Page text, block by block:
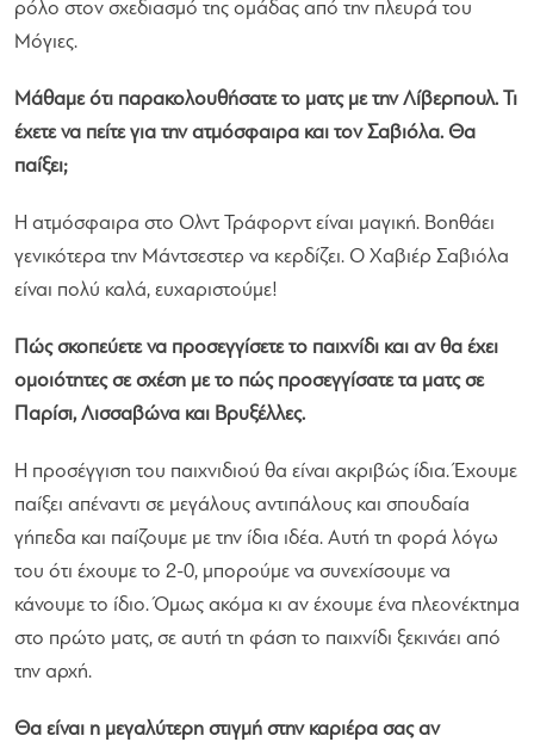
ρόλο στον σχεδιασμό της ομάδας από την πλευρά του
Μόγιες.
Μάθαμε ότι παρακολουθήσατε το ματς με την Λίβερπουλ. Τι
έχετε να πείτε για την ατμόσφαιρα και τον Σαβιόλα. Θα
παίξει;
Η ατμόσφαιρα στο Ολντ Τράφορντ είναι μαγική. Βοηθάει
γενικότερα την Μάντσεστερ να κερδίζει. Ο Χαβιέρ Σαβιόλα
είναι πολύ καλά, ευχαριστούμε!
Πώς σκοπεύετε να προσεγγίσετε το παιχνίδι και αν θα έχει
ομοιότητες σε σχέση με το πώς προσεγγίσατε τα ματς σε
Παρίσι, Λισσαβώνα και Βρυξέλλες.
Η προσέγγιση του παιχνιδιού θα είναι ακριβώς ίδια. Έχουμε
παίξει απέναντι σε μεγάλους αντιπάλους και σπουδαία
γήπεδα και παίζουμε με την ίδια ιδέα. Αυτή τη φορά λόγω
του ότι έχουμε το 2-0, μπορούμε να συνεχίσουμε να
κάνουμε το ίδιο. Όμως ακόμα κι αν έχουμε ένα πλεονέκτημα
στο πρώτο ματς, σε αυτή τη φάση το παιχνίδι ξεκινάει από
την αρχή.
Θα είναι η μεγαλύτερη στιγμή στην καριέρα σας αν